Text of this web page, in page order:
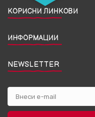
КОРИСНИ ЛИНКОВИ
ИНФОРМАЦИИ
NEWSLETTER